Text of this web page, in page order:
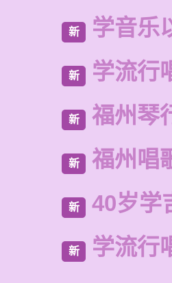
新 学音乐
新 学流行
新 福州琴
新 福州唱
新 40岁学
新 学流行